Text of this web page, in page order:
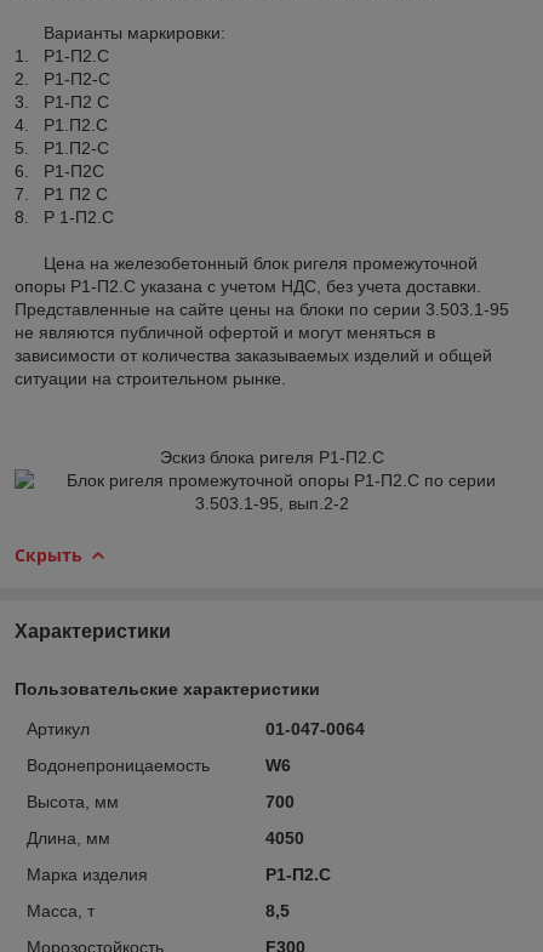
Варианты маркировки:
1. Р1-П2.С
2. Р1-П2-С
3. Р1-П2 С
4. Р1.П2.С
5. Р1.П2-С
6. Р1-П2С
7. Р1 П2 С
8. Р 1-П2.С
Цена на железобетонный блок ригеля промежуточной
опоры Р1-П2.С указана с учетом НДС, без учета доставки.
Представленные на сайте цены на блоки по серии 3.503.1-95
не являются публичной офертой и могут меняться в
зависимости от количества заказываемых изделий и общей
ситуации на строительном рынке.
Эскиз блока ригеля Р1-П2.С
Скрыть
Характеристики
Пользовательские характеристики
Артикул
01-047-0064
Водонепроницаемость
W6
Высота, мм
700
Длина, мм
4050
Марка изделия
Р1-П2.С
Масса, т
8,5
Морозостойкость
F300